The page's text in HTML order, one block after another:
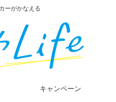
ーがかなえる
キャンペーン